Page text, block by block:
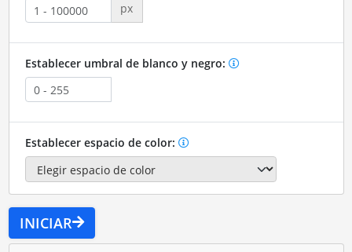
px
Establecer umbral de blanco y negro:
Establecer espacio de color:
INICIAR